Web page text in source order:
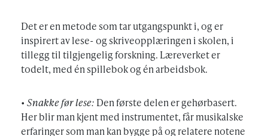
Det er en metode som tar utgangspunkt i, og er
inspirert av lese- og skriveopplæringen i skolen, i
tillegg til tilgjengelig forskning. Læreverket er
todelt, med én spillebok og én arbeidsbok.
• Snakke før lese: Den første delen er gehørbasert.
Her blir man kjent med instrumentet, får musikalske
erfaringer som man kan bygge på og relatere notene